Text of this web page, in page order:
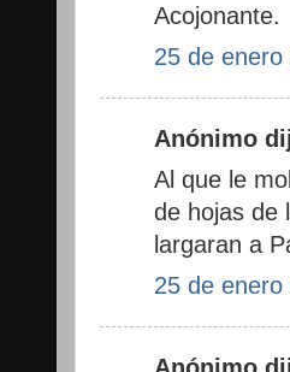
Acojonante.
25 de
Anónimo
Al que le
de hojas de
largaran a
25 de